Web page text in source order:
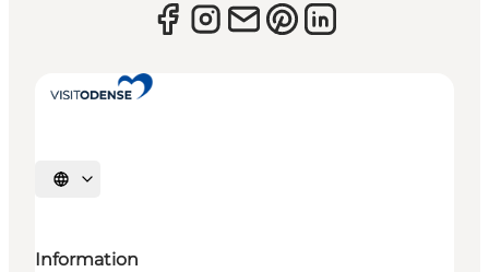
Sprache auswählen
Information